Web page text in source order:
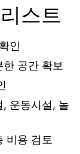
스트
인
공간 확보
운동시설, 놀
비용 검토